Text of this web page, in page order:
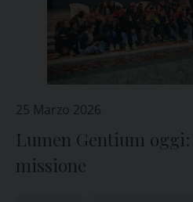
25 Marzo 2026
Lumen Gentium
missione